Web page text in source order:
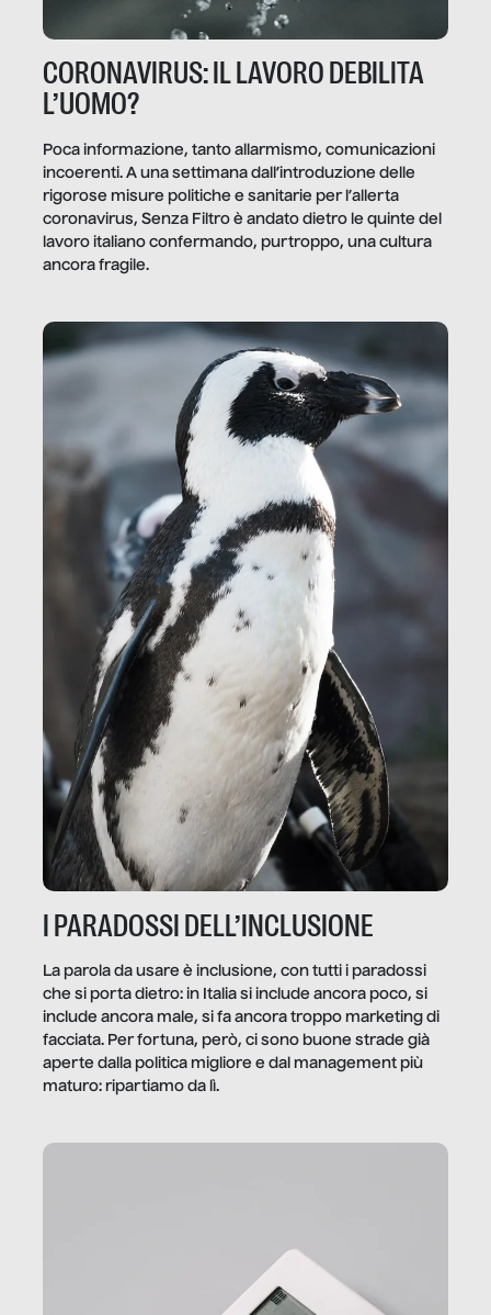
CORONAVIRUS: IL LAVORO DEBILITA
L’UOMO?
Poca informazione, tanto allarmismo, comunicazioni
incoerenti. A una settimana dall’introduzione delle
rigorose misure politiche e sanitarie per l’allerta
coronavirus, Senza Filtro è andato dietro le quinte del
lavoro italiano confermando, purtroppo, una cultura
ancora fragile.
I PARADOSSI DELL’INCLUSIONE
La parola da usare è inclusione, con tutti i paradossi
che si porta dietro: in Italia si include ancora poco, si
include ancora male, si fa ancora troppo marketing di
facciata. Per fortuna, però, ci sono buone strade già
aperte dalla politica migliore e dal management più
maturo: ripartiamo da lì.